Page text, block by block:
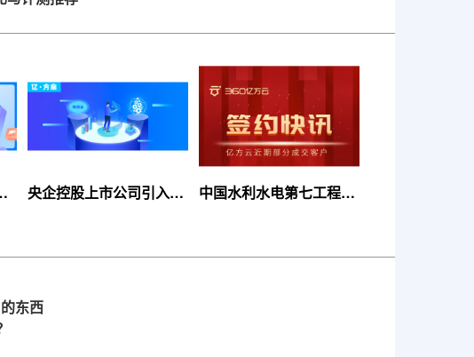
央企控股上市公司引入
中国水利水电第七工程
东西